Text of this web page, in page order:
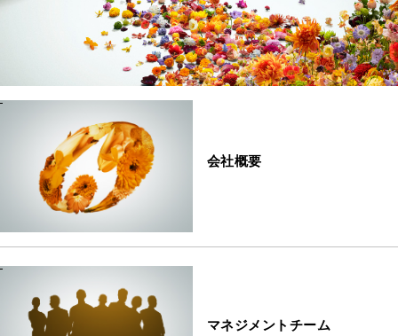
会社概要
マネジメントチーム